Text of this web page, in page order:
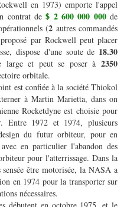
en 1973) emporte l'appel
contrat de $ 2 600 000 000de
(2 autres commandés
par Rockwell peut placer
dispose d'une soute de 18.30
large et peut se poser à2350
orbitale.
est confiée à la société Thiokol
à Martin Marietta, dans on
Rocketdyne est choisie pour
Entre 1972 et 1974, plusieurs
du futur orbiteur, pour en
en particulier l'abandon des
pour l'atterrissage. Dans la
être motorisée, la NASA a
en 1974 pour la transporter sur
nécessaires.